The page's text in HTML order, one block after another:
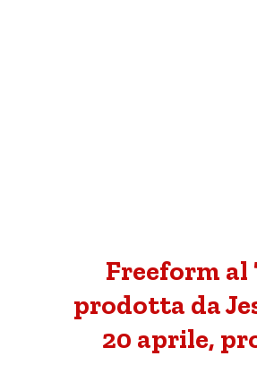
Freeform al
prodotta da
20 aprile,